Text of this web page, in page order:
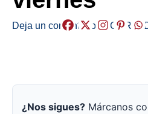
Deja un comentario /
¿Nos sigues? Márcanos